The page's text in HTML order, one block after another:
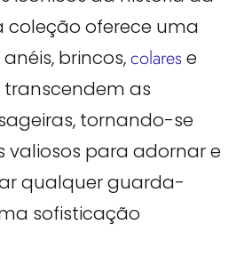
coleção oferece uma
brincos,colares e
transcendem as
tornando-se
valiosos para adornar e
qualquer guarda-
sofisticação